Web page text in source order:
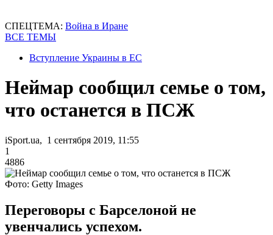
СПЕЦТЕМА: Война в Иране
ВСЕ ТЕМЫ
Вступление Украины в ЕС
Неймар сообщил семье о том,
что останется в ПСЖ
iSport.ua, 1 сентября 2019, 11:55
1
4886
Фото: Getty Images
Переговоры с Барселоной не
увенчались успехом.